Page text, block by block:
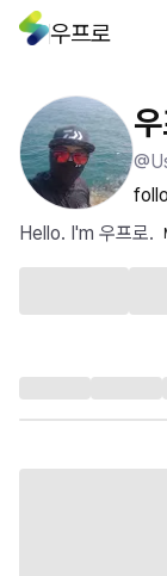
우프로
Hello. I'm 우프로.